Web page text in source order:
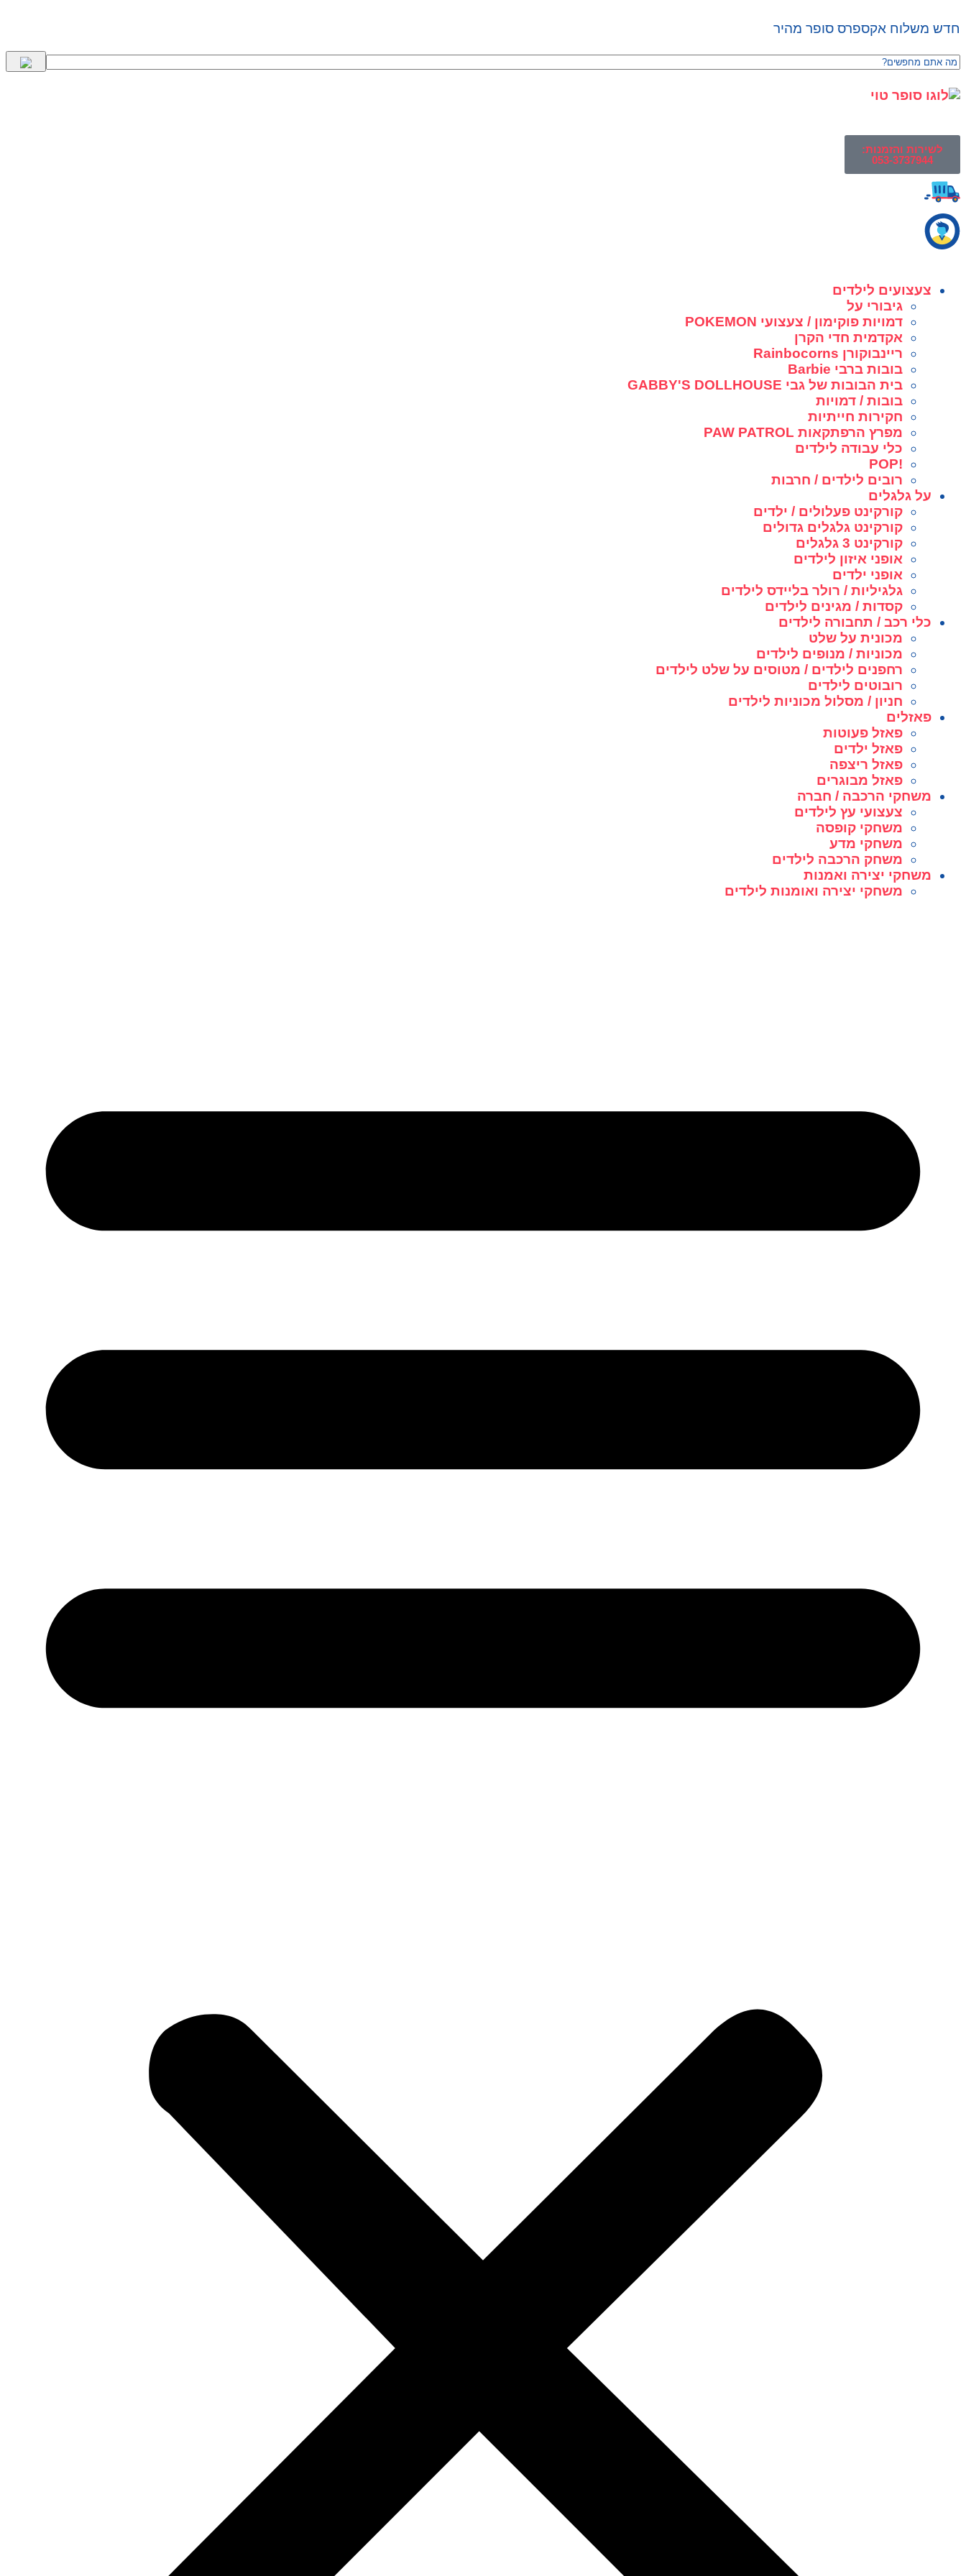
חדש משלוח אקספרס סופר מהיר
לשירות והזמנות:
053-3737944
צעצועים לילדים
גיבורי על
דמויות פוקימון / צעצועי POKEMON
אקדמית חדי הקרן
ריינבוקורן Rainbocorns
בובות ברבי Barbie
בית הבובות של גבי GABBY'S DOLLHOUSE
בובות / דמויות
חקירות חייתיות
מפרץ הרפתקאות PAW PATROL
כלי עבודה לילדים
!POP
רובים לילדים / חרבות
על גלגלים
קורקינט פעלולים / ילדים
קורקינט גלגלים גדולים
קורקינט 3 גלגלים
אופני איזון לילדים
אופני ילדים
גלגיליות / רולר בליידס לילדים
קסדות / מגינים לילדים
כלי רכב / תחבורה לילדים
מכונית על שלט
מכוניות / מנופים לילדים
רחפנים לילדים / מטוסים על שלט לילדים
רובוטים לילדים
חניון / מסלול מכוניות לילדים
פאזלים
פאזל פעוטות
פאזל ילדים
פאזל ריצפה
פאזל מבוגרים
משחקי הרכבה / חברה
צעצועי עץ לילדים
משחקי קופסה
משחקי מדע
משחק הרכבה לילדים
משחקי יצירה ואמנות
משחקי יצירה ואומנות לילדים